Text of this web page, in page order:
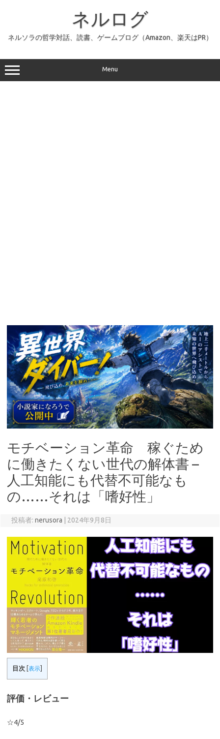
ッ
プ
ネルログ
ネルソラの哲学対話、読書、ゲームブログ（Amazon、楽天はPR）
Menu
モチベーション革命 稼ぐため
に働きたくない世代の解体書 –
人工知能にも代替不可能なも
の……それは「嗜好性」
投稿者: nerusora 2024年9月8日
目次 表示
評価・レビュー
☆4/5